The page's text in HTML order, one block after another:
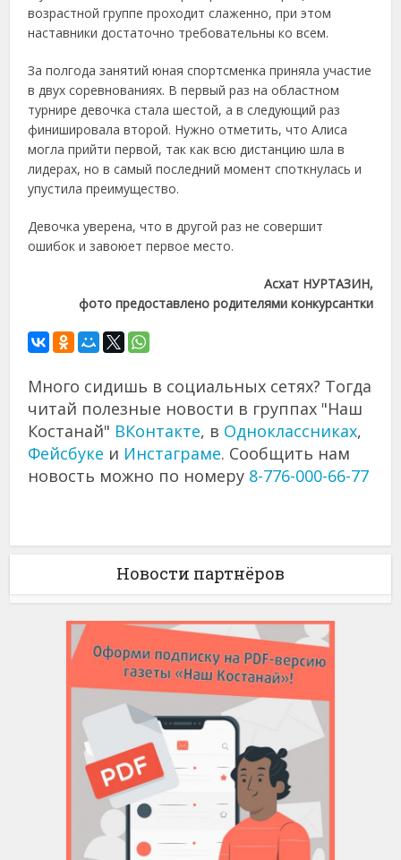
возрастной группе проходит слаженно, при этом
наставники достаточно требовательны ко всем.
За полгода занятий юная спортсменка приняла участие
в двух соревнованиях. В первый раз на областном
турнире девочка стала шестой, а в следующий раз
финишировала второй. Нужно отметить, что Алиса
могла прийти первой, так как всю дистанцию шла в
лидерах, но в самый последний момент споткнулась и
упустила преимущество.
Девочка уверена, что в другой раз не совершит
ошибок и завоюет первое место.
Асхат НУРТАЗИН,
фото предоставлено родителями конкурсантки
Много сидишь в социальных сетях? Тогда
читай полезные новости в группах "Наш
Костанай" ВКонтакте, в Одноклассниках,
Фейсбуке и Инстаграме. Сообщить нам
новость можно по номеру 8-776-000-66-77
Новости партнёров